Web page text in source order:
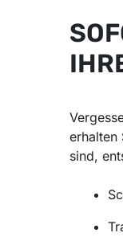
erhalten
sind,